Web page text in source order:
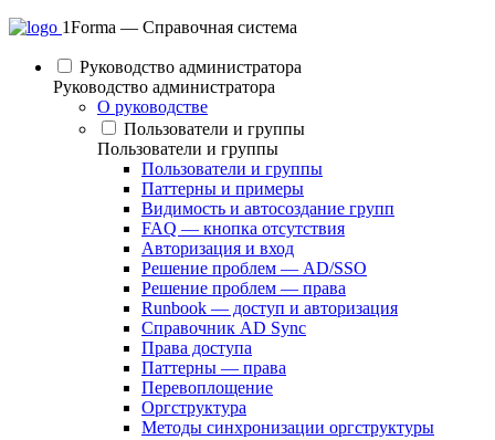
1Forma — Справочная система
Руководство администратора
Руководство администратора
О руководстве
Пользователи и группы
Пользователи и группы
Пользователи и группы
Паттерны и примеры
Видимость и автосоздание групп
FAQ — кнопка отсутствия
Авторизация и вход
Решение проблем — AD/SSO
Решение проблем — права
Runbook — доступ и авторизация
Справочник AD Sync
Права доступа
Паттерны — права
Перевоплощение
Оргструктура
Методы синхронизации оргструктуры